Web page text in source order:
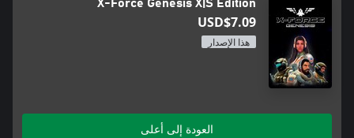
X-Force Genesis X|S Edition
USD$7.09
هذا الإصدار
العودة إلى أعلى